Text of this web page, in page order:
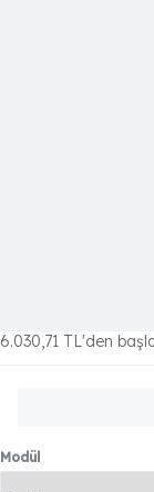
6.030,71 TL'den
Modül